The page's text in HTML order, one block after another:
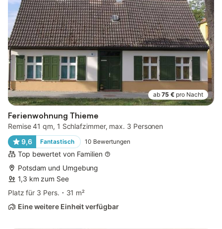
ab 75 € pro Nacht
Ferienwohnung Thieme
Remise 41 qm, 1 Schlafzimmer, max. 3 Personen
9,6
Fantastisch 10 Bewertungen
Top bewertet von Familien
Potsdam und Umgebung
1,3 km zum See
Platz für 3 Pers.
31 m²
Eine weitere Einheit verfügbar